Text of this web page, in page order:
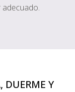
DUERME Y